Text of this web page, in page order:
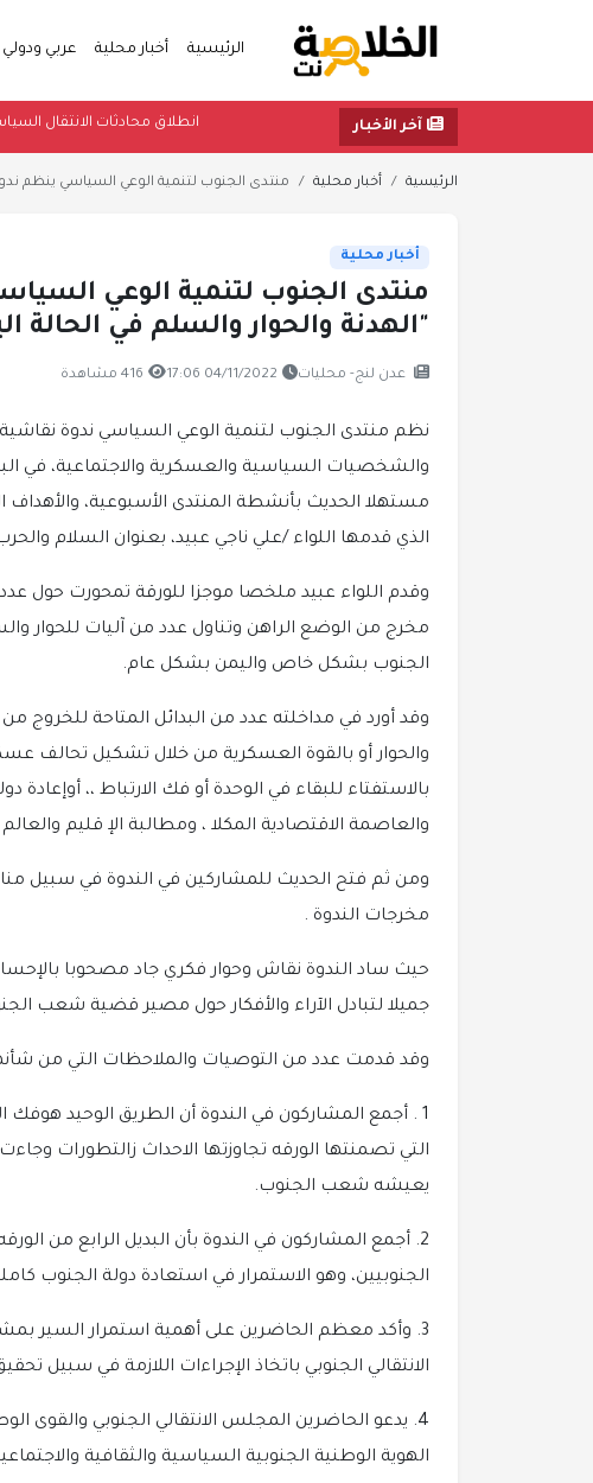
الرئيسية أخبار محلية عربي ودولي
آخر الأخبار انطلاق محادثات
الرئيسية أخبار محلية منتدى الجنوب لتنمية الوعي السياسي ينظم
أخبار محلية
منتدى الجنوب لتنمية الوعي
"الهدنة والحوار والسلم في الحالة
عدن لنج- محليات 04/11/2022 17:06 416 مشاهدة
نظم منتدى الجنوب لتنمية الوعي السياسي ندوة
والشخصيات السياسية والعسكرية والاجتماعية، في
مستهلا الحديث بأنشطة المنتدى الأسبوعية،
الذي قدمها اللواء /علي ناجي عبيد، بعنوان السلام
وقدم اللواء عبيد ملخصا موجزا للورقة تمحورت حول
مخرج من الوضع الراهن وتناول عدد من آليات للحوار
الجنوب بشكل خاص واليمن بشكل عام.
وقد أورد في مداخلته عدد من البدائل المتاحة للخروج
والحوار أو بالقوة العسكرية من خلال تشكيل تحالف
بالاستفتاء للبقاء في الوحدة أو فك الارتباط ،،
والعاصمة الاقتصادية المكلا ، ومطالبة الإ قليم والعالم
ومن ثم فتح الحديث للمشاركين في الندوة في سبيل
مخرجات الندوة .
حيث ساد الندوة نقاش وحوار فكري جاد مصحوبا
جميلا لتبادل الآراء والأفكار حول مصير قضية شعب
وقد قدمت عدد من التوصيات والملاحظات التي من شأنها
1 . أجمع المشاركون في الندوة أن الطريق الوحيد هوفك
التي تصمنتها الورقه تجاوزتها الاحداث زالتطورات
يعيشه شعب الجنوب.
2. أجمع المشاركون في الندوة بأن البديل الرابع من
الجنوبيين، وهو الاستمرار في استعادة دولة الجنوب
3. وأكد معظم الحاضرين على أهمية استمرار السير
الانتقالي الجنوبي باتخاذ الإجراءات اللازمة في
4. يدعو الحاضرين المجلس الانتقالي الجنوبي والقوى
الهوية الوطنية الجنوبية السياسية والثقافية